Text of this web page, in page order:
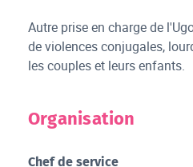
Autre prise en charge de
de violences conjugales,
les couples et leurs enfants.
Organisation
Chef de service